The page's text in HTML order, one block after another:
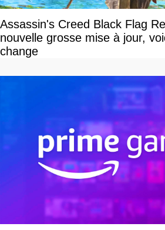
Assassin's Creed Black Flag
nouvelle grosse mise à jour,
change